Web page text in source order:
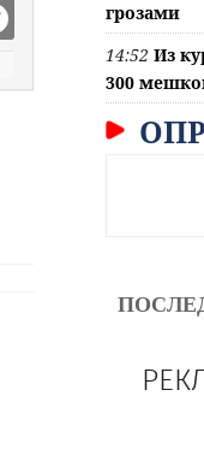
грозами
14:52 Из
300